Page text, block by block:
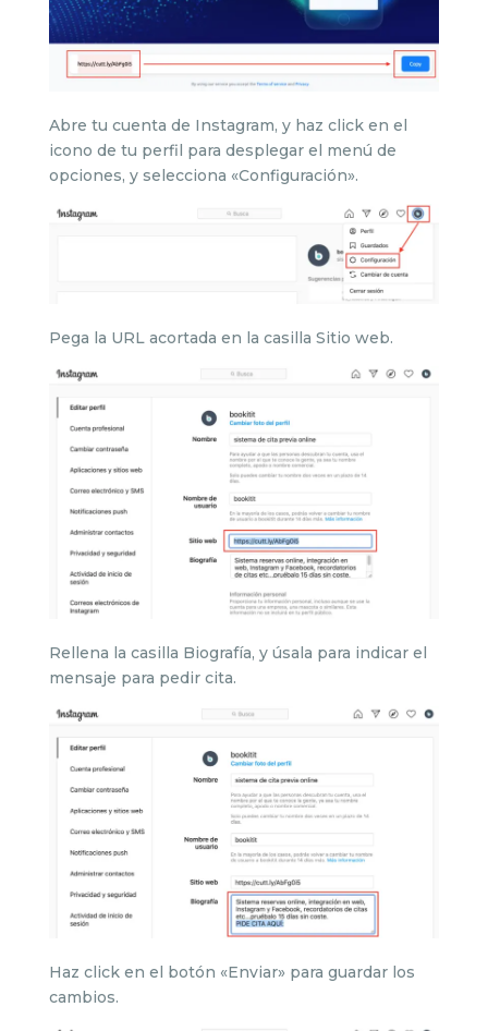
Abre tu cuenta de Instagram, y haz click en el
icono de tu perfil para desplegar el menú de
opciones, y selecciona «Configuración».
Pega la URL acortada en la casilla Sitio web.
Rellena la casilla Biografía, y úsala para indicar el
mensaje para pedir cita.
Haz click en el botón «Enviar» para guardar los
cambios.